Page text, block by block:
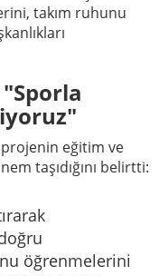
takım ruhunu
eğitim ve
taşıdığını belirtti:
öğrenmelerini